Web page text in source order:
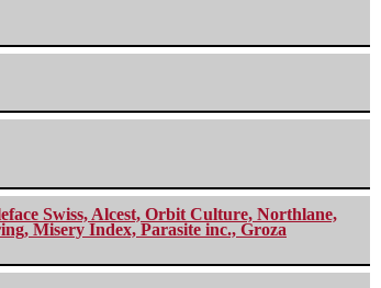
Swiss, Alcest, Orbit Culture, Northlane,
Misery Index, Parasite inc., Groza